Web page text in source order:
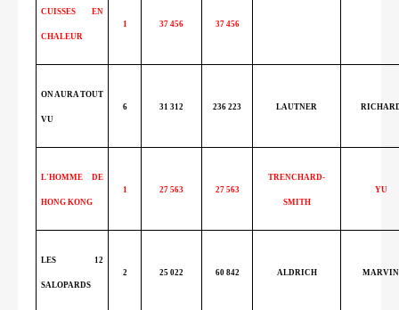
CUISSES EN
CHALEUR
1 37 456 37 456
ON AURA TOUT
VU
6 31 312 236 223 LAUTNER
L'HOMME DE
HONG KONG
1 27 563 27 563
TRENCHARD-
SMITH
YU
LES 12
SALOPARDS
2 25 022 60 842 ALDRICH MARVIN